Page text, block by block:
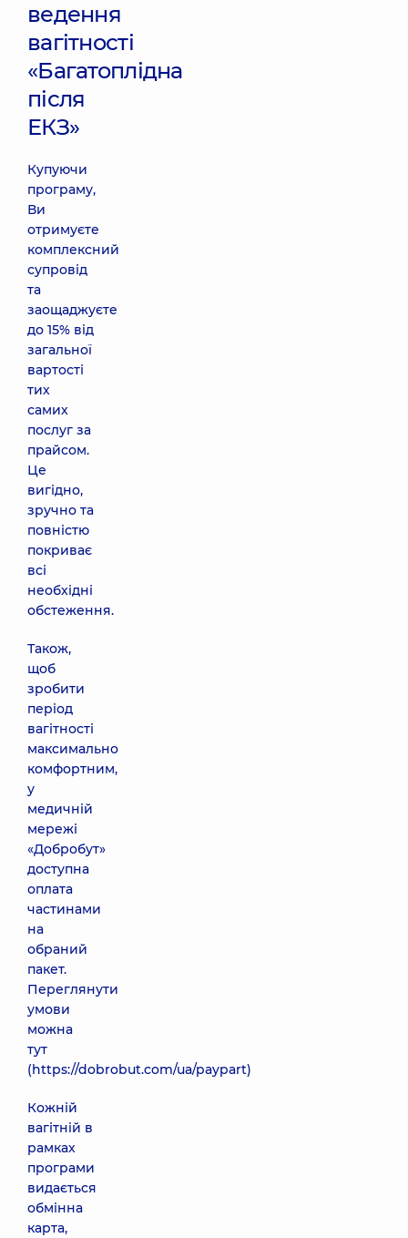
ведення
вагітності
«Багатоплідна
після
ЕКЗ»
Купуючи
програму,
Ви
отримуєте
комплексний
супровід
та
заощаджуєте
до 15% від
загальної
вартості
тих
самих
послуг за
прайсом.
Це
вигідно,
зручно та
повністю
покриває
всі
необхідні
обстеження.
Також,
щоб
зробити
період
вагітності
максимально
комфортним,
у
медичній
мережі
«Добробут»
доступна
оплата
частинами
на
обраний
пакет.
Переглянути
умови
можна
тут
(https://dobrobut.com/ua/paypart)
Кожній
вагітній в
рамках
програми
видається
обмінна
карта,